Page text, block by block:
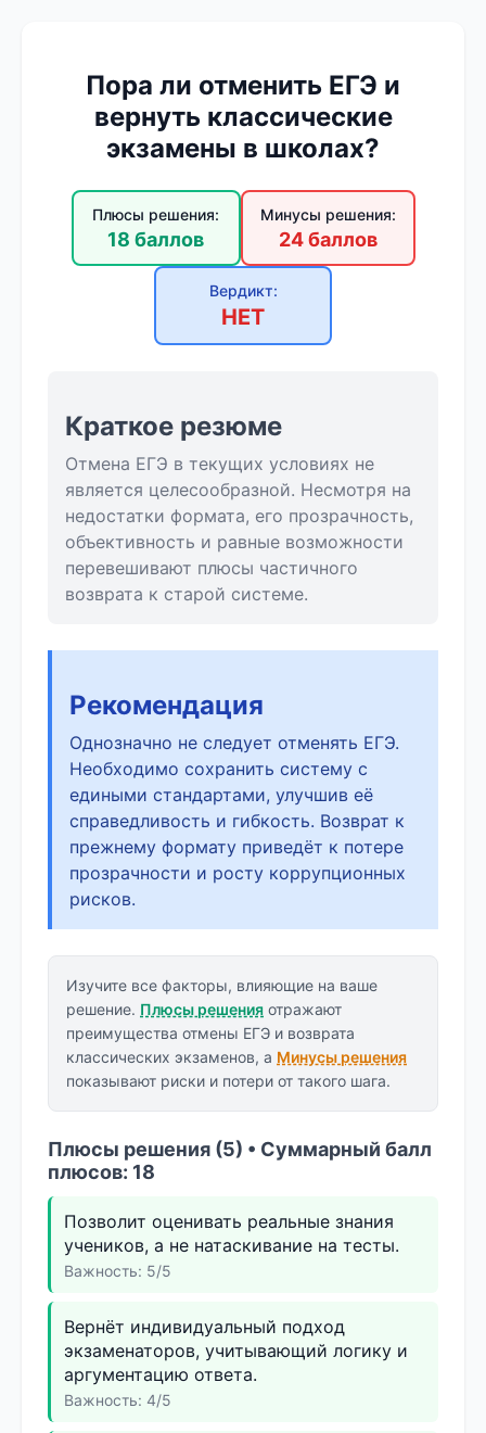
Пора ли отменить ЕГЭ и
вернуть классические
экзамены в школах?
Плюсы решения:
18 баллов
Минусы решения:
24 баллов
Вердикт:
НЕТ
Краткое резюме
Отмена ЕГЭ в текущих условиях не
является целесообразной. Несмотря на
недостатки формата, его прозрачность,
объективность и равные возможности
перевешивают плюсы частичного
возврата к старой системе.
Рекомендация
Однозначно не следует отменять ЕГЭ.
Необходимо сохранить систему с
едиными стандартами, улучшив её
справедливость и гибкость. Возврат к
прежнему формату приведёт к потере
прозрачности и росту коррупционных
рисков.
Изучите все факторы, влияющие на ваше
решение. Плюсы решения отражают
преимущества отмены ЕГЭ и возврата
классических экзаменов, а Минусы решения
показывают риски и потери от такого шага.
Плюсы решения (5) • Суммарный балл
плюсов: 18
Позволит оценивать реальные знания
учеников, а не натаскивание на тесты.
Важность: 5/5
Вернёт индивидуальный подход
экзаменаторов, учитывающий логику и
аргументацию ответа.
Важность: 4/5